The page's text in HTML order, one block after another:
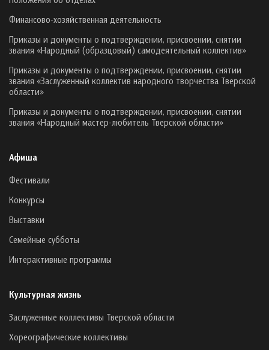
Финансово-хозяйственная деятельность
Приказы и документы о подтверждении, присвоении, снятии
звания «Народный (образцовый) самодеятельный коллектив»
Приказы и документы о подтверждении, присвоении, снятии
звания «Заслуженный коллектив народного творчества Тверской
области»
Приказы и документы о подтверждении, присвоении, снятии
звания «Народный мастер-любитель Тверской области»
Афиша
Фестивали
Конкурсы
Выставки
Семейные субботы
Интерактивные программы
Культурная жизнь
Заслуженные коллективы Тверской области
Хореографические коллективы